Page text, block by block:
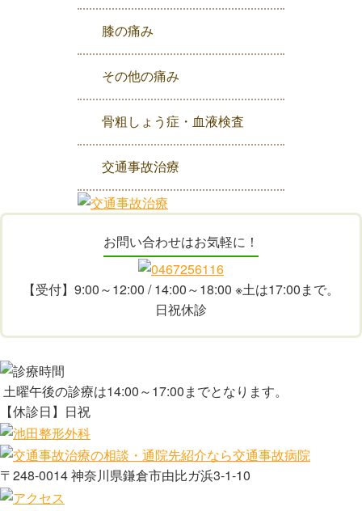
膝の痛み
その他の痛み
骨粗しょう症・血液検査
交通事故治療
お問い合わせはお気軽に！
【受付】9:00～12:00 / 14:00～18:00 ※土は17:00まで。
日祝休診
土曜午後の診療は14:00～17:00までとなります。
【休診日】日祝
〒248-0014 神奈川県鎌倉市由比ガ浜3-1-10